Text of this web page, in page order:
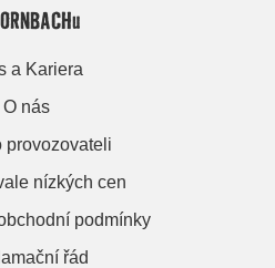
a Kariera
O nás
provozovateli
nízkých cen
podmínky
řád